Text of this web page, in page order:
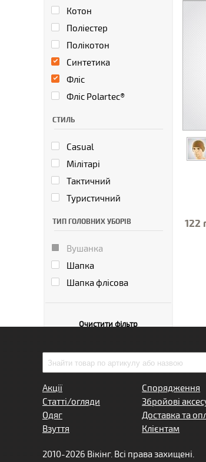
Котон
Поліестер
Полікотон
Синтетика
Фліс
Фліс Polartec®
СТИЛЬ
Casual
Мілітарі
Тактичний
Туристичний
ТИП ГОЛОВНИХ УБОРІВ
Вушанка
Шапка
Шапка флісова
Очистити фільтр
122
Акції
Статті/огляди
Одяг
Взуття
Спорядження
Збройові
Доставка та
Клієнтам
2010-2026 Вікінг. Всі права захищені.